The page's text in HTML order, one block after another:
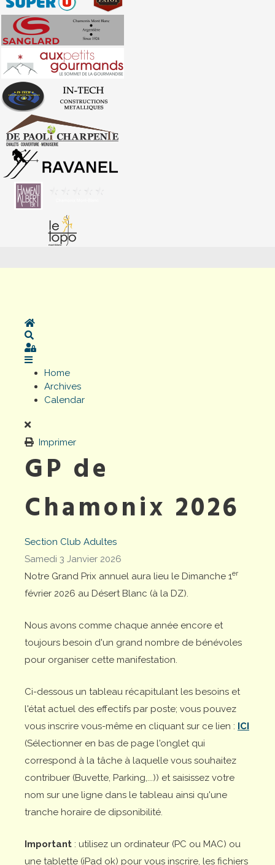
Home
Sign In
Home
Archives
Calendar
Imprimer
GP de
Chamonix 2026
Section Club Adultes
Samedi 3 Janvier 2026
Notre Grand Prix annuel aura lieu le Dimanche 1er
février 2026 au Désert Blanc (à la DZ).
Nous avons comme chaque année encore et
toujours besoin d'un grand nombre de bénévoles
pour organiser cette manifestation.
Ci-dessous un tableau récapitulant les besoins et
l'état actuel des effectifs par poste; vous pouvez
vous inscrire vous-même en cliquant sur ce lien : ICI
(Sélectionner en bas de page l'onglet qui
correspond à la tâche à laquelle vous souhaitez
contribuer (Buvette, Parking,...)) et saisissez votre
nom sur une ligne dans le tableau ainsi qu'une
tranche horaire de dipsonibilité.
Important : utilisez un ordinateur (PC ou MAC) ou
une tablette (iPad ok) pour vous inscrire, les fichiers